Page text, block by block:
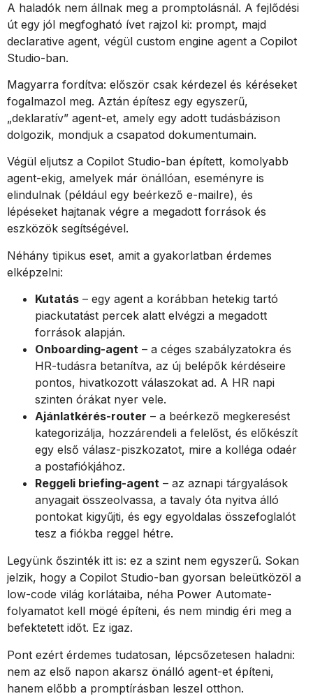
A haladók nem állnak meg a promptolásnál. A fejlődési
út egy jól megfogható ívet rajzol ki: prompt, majd
declarative agent, végül custom engine agent a Copilot
Studio-ban.
Magyarra fordítva: először csak kérdezel és kéréseket
fogalmazol meg. Aztán építesz egy egyszerű,
„deklaratív” agent-et, amely egy adott tudásbázison
dolgozik, mondjuk a csapatod dokumentumain.
Végül eljutsz a Copilot Studio-ban épített, komolyabb
agent-ekig, amelyek már önállóan, eseményre is
elindulnak (például egy beérkező e-mailre), és
lépéseket hajtanak végre a megadott források és
eszközök segítségével.
Néhány tipikus eset, amit a gyakorlatban érdemes
elképzelni:
Kutatás – egy agent a korábban hetekig tartó
piackutatást percek alatt elvégzi a megadott
források alapján.
Onboarding-agent – a céges szabályzatokra és
HR-tudásra betanítva, az új belépők kérdéseire
pontos, hivatkozott válaszokat ad. A HR napi
szinten órákat nyer vele.
Ajánlatkérés-router – a beérkező megkeresést
kategorizálja, hozzárendeli a felelőst, és előkészít
egy első válasz-piszkozatot, mire a kolléga odaér
a postafiókjához.
Reggeli briefing-agent – az aznapi tárgyalások
anyagait összeolvassa, a tavaly óta nyitva álló
pontokat kigyűjti, és egy egyoldalas összefoglalót
tesz a fiókba reggel hétre.
Legyünk őszinték itt is: ez a szint nem egyszerű. Sokan
jelzik, hogy a Copilot Studio-ban gyorsan beleütközöl a
low-code világ korlátaiba, néha Power Automate-
folyamatot kell mögé építeni, és nem mindig éri meg a
befektetett időt. Ez igaz.
Pont ezért érdemes tudatosan, lépcsőzetesen haladni:
nem az első napon akarsz önálló agent-et építeni,
hanem előbb a promptírásban leszel otthon.